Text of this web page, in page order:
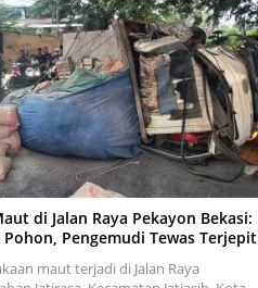
di Jalan Raya Pekayon Bekasi:
Pengemudi Tewas Terjepit
maut terjadi di Jalan Raya